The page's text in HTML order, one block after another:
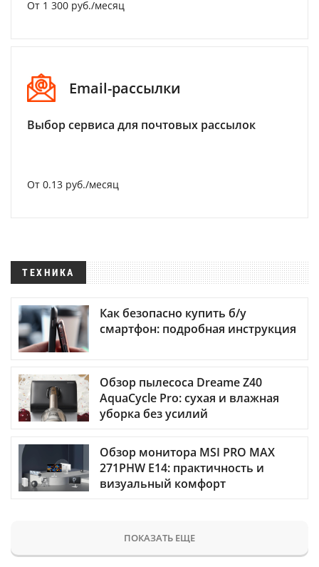
От 1 300 руб./месяц
Email-рассылки
Выбор сервиса для почтовых рассылок
От 0.13 руб./месяц
ТЕХНИКА
Как безопасно купить б/у
смартфон: подробная инструкция
Обзор пылесоса Dreame Z40
AquaCycle Pro: сухая и влажная
уборка без усилий
Обзор монитора MSI PRO MAX
271PHW E14: практичность и
визуальный комфорт
ПОКАЗАТЬ ЕЩЕ